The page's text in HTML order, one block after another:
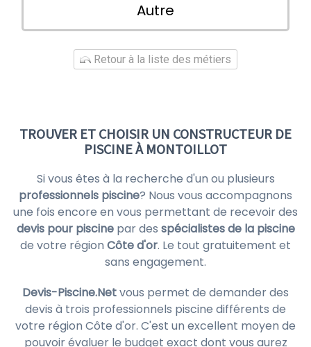
Autre
Retour à la liste des métiers
TROUVER ET CHOISIR UN CONSTRUCTEUR DE
PISCINE À MONTOILLOT
Si vous êtes à la recherche d'un ou plusieurs
professionnels piscine? Nous vous accompagnons
une fois encore en vous permettant de recevoir des
devis pour piscinepar des spécialistes de la piscine
de votre région Côte d'or. Le tout gratuitement et
sans engagement.
Devis-Piscine.Netvous permet de demander des
devis à trois professionnels piscine différents de
votre région Côte d'or. C'est un excellent moyen de
pouvoir évaluer le budget exact dont vous aurez